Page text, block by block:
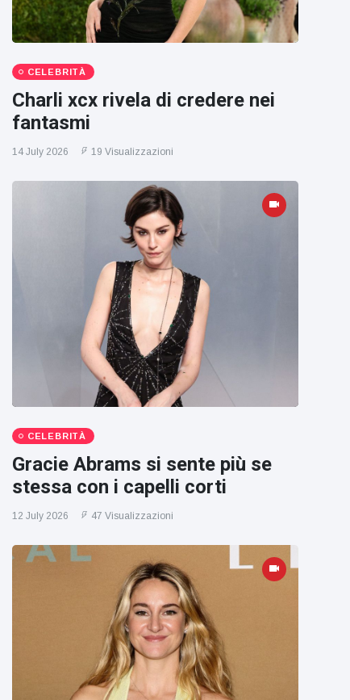
CELEBRITÀ
Charli xcx rivela di credere nei
fantasmi
14 July 2026 19 Visualizzazioni
CELEBRITÀ
Gracie Abrams si sente più se
stessa con i capelli corti
12 July 2026 47 Visualizzazioni